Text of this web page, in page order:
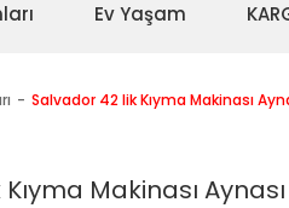
Ev Yaşam
Salvador 42 lik Kıyma Makinası
Makinası Aynası